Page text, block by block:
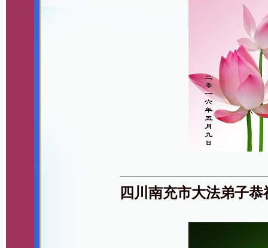
四川南充市大法弟子